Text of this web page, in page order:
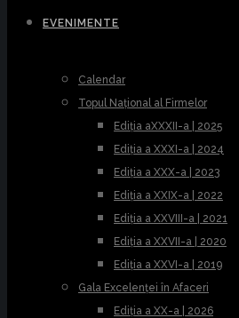
EVENIMENTE
Calendar
Topul Național al Firmelor
Ediția aXXXII-a | 2025
Ediția a XXXI-a | 2024
Ediția a XXX-a | 2023
Ediția a XXIX-a | 2022
Ediția a XXVIII-a | 2021
Ediția a XXVII-a | 2020
Ediția a XXVI-a | 2019
Gala Excelenței în Afaceri
Ediția a XX-a | 2026